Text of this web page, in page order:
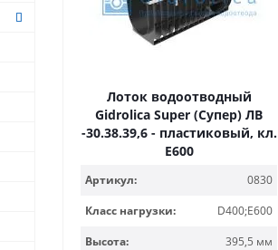
Лоток водоотводный
Gidrolica Super (Супер) ЛВ
-30.38.39,6 - пластиковый, кл.
Е600
Артикул:
0830
Класс нагрузки:
D400;E600
Высота:
395,5 мм